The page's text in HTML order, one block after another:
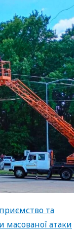
та
масованої атаки